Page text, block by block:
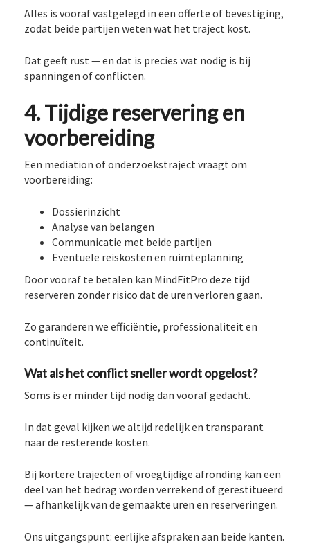
Alles is vooraf vastgelegd in een offerte of bevestiging,
zodat beide partijen weten wat het traject kost.
Dat geeft rust — en dat is precies wat nodig is bij
spanningen of conflicten.
4. Tijdige reservering en
voorbereiding
Een mediation of onderzoekstraject vraagt om
voorbereiding:
Dossierinzicht
Analyse van belangen
Communicatie met beide partijen
Eventuele reiskosten en ruimteplanning
Door vooraf te betalen kan MindFitPro deze tijd
reserveren zonder risico dat de uren verloren gaan.
Zo garanderen we efficiëntie, professionaliteit en
continuïteit.
Wat als het conflict sneller wordt opgelost?
Soms is er minder tijd nodig dan vooraf gedacht.
In dat geval kijken we altijd redelijk en transparant
naar de resterende kosten.
Bij kortere trajecten of vroegtijdige afronding kan een
deel van het bedrag worden verrekend of gerestitueerd
— afhankelijk van de gemaakte uren en reserveringen.
Ons uitgangspunt: eerlijke afspraken aan beide kanten.